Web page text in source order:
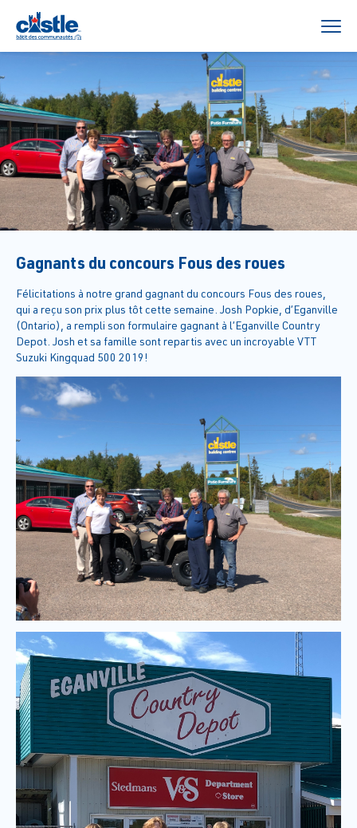
Gagnants du concours Fous des roues
Félicitations à notre grand gagnant du concours Fous des roues,
qui a reçu son prix plus tôt cette semaine. Josh Popkie, d’Eganville
(Ontario), a rempli son formulaire gagnant à l’Eganville Country
Depot. Josh et sa famille sont repartis avec un incroyable VTT
Suzuki Kingquad 500 2019!